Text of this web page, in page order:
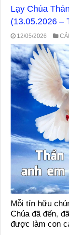
Lạy Chúa
(13.05.2026 –
12/05/2026
Mỗi tín hữu
Chúa đã đến,
được làm con